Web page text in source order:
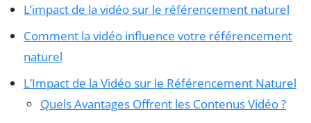
L’impact de la vidéo sur le référencement naturel
Comment la vidéo influence votre référencement
naturel
L’Impact de la Vidéo sur le Référencement Naturel
Quels Avantages Offrent les Contenus Vidéo ?